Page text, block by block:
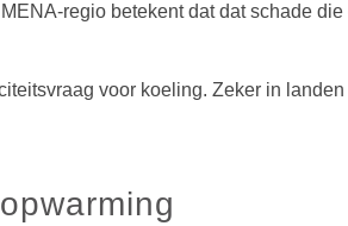
regio betekent dat dat schade
voor koeling. Zeker in